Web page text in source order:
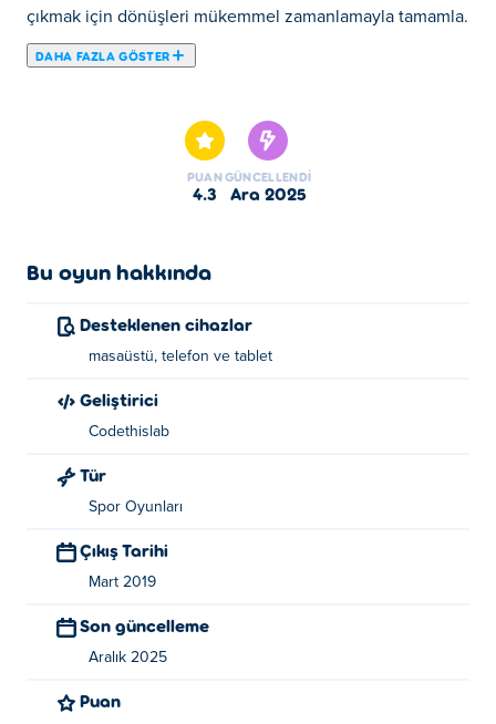
çıkmak için dönüşleri mükemmel zamanlamayla tamamla.
DAHA FAZLA GÖSTER
PUAN
4.3
GÜNCELLENDI
Ara 2025
Bu oyun hakkında
Desteklenen cihazlar
masaüstü, telefon ve tablet
Geliştirici
Codethislab
Tür
Spor Oyunları
Çıkış Tarihi
Mart 2019
Son güncelleme
Aralık 2025
Puan